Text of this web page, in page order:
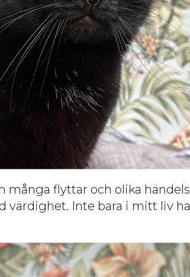
många flyttar och olika
värdighet. Inte bara i mitt liv